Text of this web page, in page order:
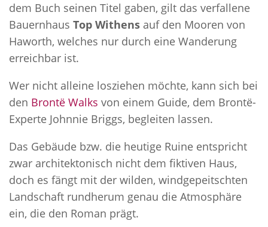
dem Buch seinen Titel gaben, gilt das verfallene
Bauernhaus Top Withens auf den Mooren von
Haworth, welches nur durch eine Wanderung
erreichbar ist.
Wer nicht alleine losziehen möchte, kann sich bei
den Brontë Walks von einem Guide, dem Brontë-
Experte Johnnie Briggs, begleiten lassen.
Das Gebäude bzw. die heutige Ruine entspricht
zwar architektonisch nicht dem fiktiven Haus,
doch es fängt mit der wilden, windgepeitschten
Landschaft rundherum genau die Atmosphäre
ein, die den Roman prägt.